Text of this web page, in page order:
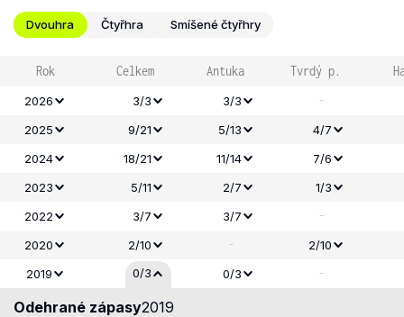
Dvouhra Čtyřhra Smíšené čtyřhry
Rok Celkem Antuka Tvrdý p.
2026 3/3 3/3 -
2025 9/21 5/13
4/7
2024
18/21 11/14
7/6
2023
5/11 2/7
1/3
2022
3/7 3/7 -
2020 2/10 -
2/10
2019
0/3 0/3 -
Odehrané zápasy2019